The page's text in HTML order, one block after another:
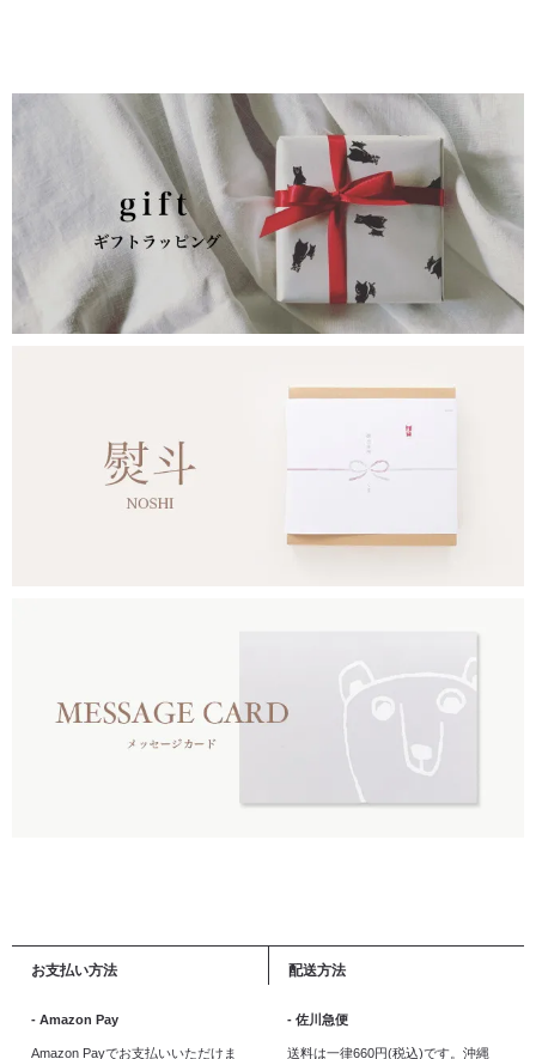
お支払い方法
- Amazon Pay
Amazon Payでお支払いいただけま
配送方法
- 佐川急便
送料は一律660円(税込)です。沖縄